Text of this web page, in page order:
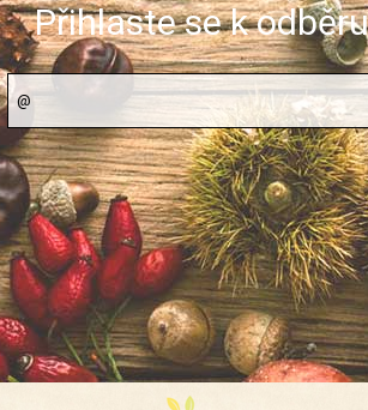
Přihlaste se k